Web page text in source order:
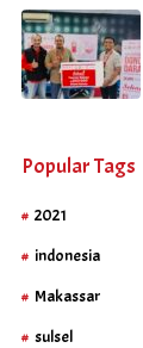
Popular Tags
2021
indonesia
Makassar
sulsel